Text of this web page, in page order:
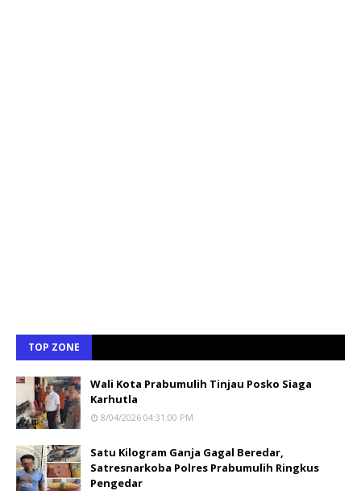
TOP ZONE
Wali Kota Prabumulih Tinjau Posko Siaga
Karhutla
8/04/2026 04:31:00 PM
Satu Kilogram Ganja Gagal Beredar,
Satresnarkoba Polres Prabumulih Ringkus
Pengedar